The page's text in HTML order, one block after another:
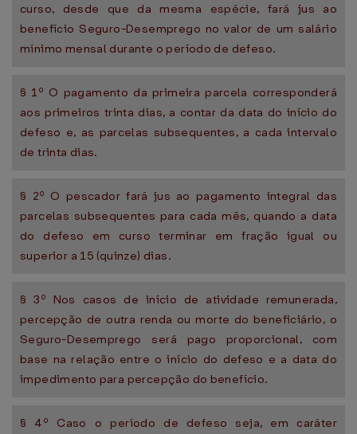
curso, desde que da mesma espécie, fará jus ao
benefício Seguro-Desemprego no valor de um salário
mínimo mensal durante o período de defeso.
§ 1º O pagamento da primeira parcela corresponderá
aos primeiros trinta dias, a contar da data do início do
defeso e, as parcelas subsequentes, a cada intervalo
de trinta dias.
§ 2º O pescador fará jus ao pagamento integral das
parcelas subsequentes para cada mês, quando a data
do defeso em curso terminar em fração igual ou
superior a 15 (quinze) dias.
§ 3º Nos casos de início de atividade remunerada,
percepção de outra renda ou morte do beneficiário, o
Seguro-Desemprego será pago proporcional, com
base na relação entre o início do defeso e a data do
impedimento para percepção do benefício.
§ 4º Caso o período de defeso seja, em caráter